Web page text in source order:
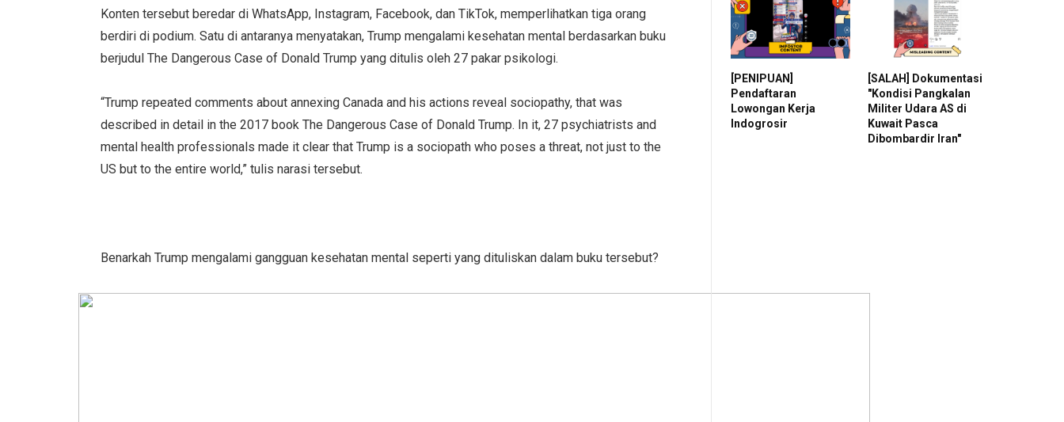
Konten tersebut beredar di WhatsApp, Instagram, Facebook, dan TikTok, memperlihatkan tiga orang
berdiri di podium. Satu di antaranya menyatakan, Trump mengalami kesehatan mental berdasarkan buku
berjudul The Dangerous Case of Donald Trump yang ditulis oleh 27 pakar psikologi.
“Trump repeated comments about annexing Canada and his actions reveal sociopathy, that was
described in detail in the 2017 book The Dangerous Case of Donald Trump. In it, 27 psychiatrists and
mental health professionals made it clear that Trump is a sociopath who poses a threat, not just to the
US but to the entire world,” tulis narasi tersebut.
Benarkah Trump mengalami gangguan kesehatan mental seperti yang dituliskan dalam buku tersebut?
[PENIPUAN]
Pendaftaran
Lowongan Kerja
Indogrosir
[SALAH] Dokumentasi
"Kondisi Pangkalan
Militer Udara AS di
Kuwait Pasca
Dibombardir Iran"